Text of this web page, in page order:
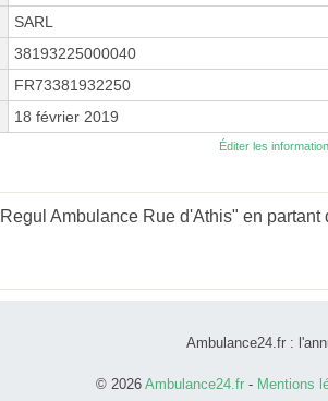
SARL
38193225000040
FR73381932250
18 février 2019
Éditer les
Ambulance Rue d'Athis" en partant
Ambulance24.fr :
© 2026 Ambulance24.fr - Mentions